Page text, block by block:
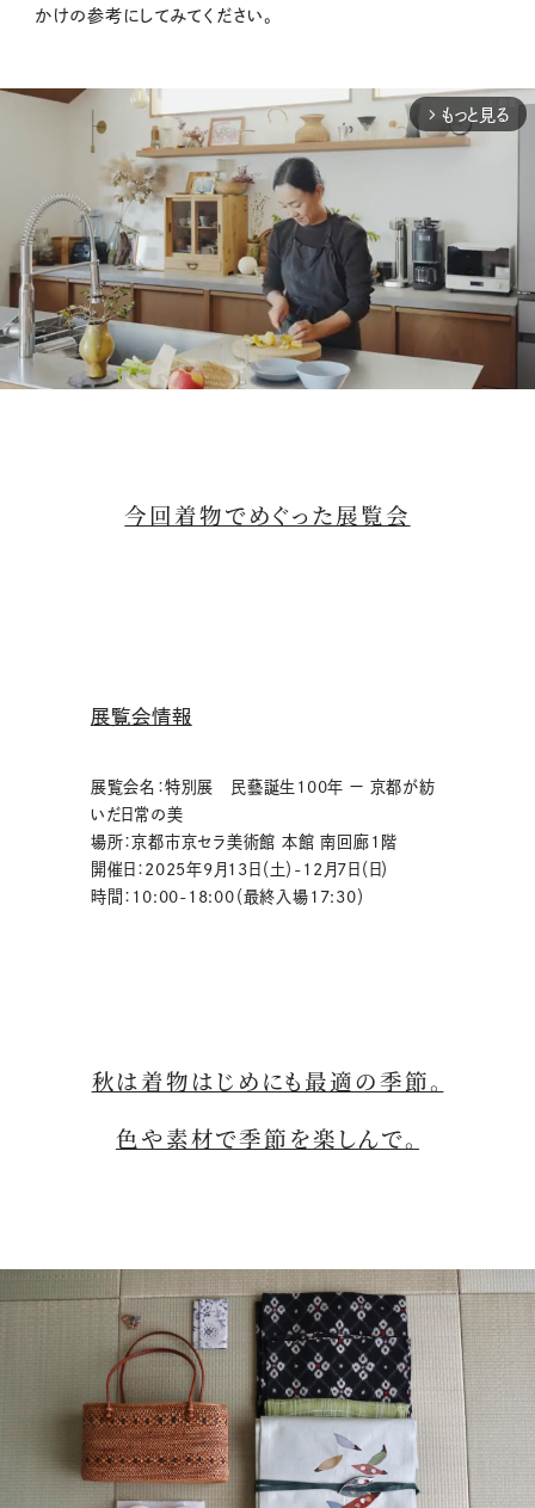
かけの参考にしてみてください。
arrow_forward_ios もっと見る
今回着物でめぐった展覧会
展覧会情報
展覧会名：特別展 民藝誕生100年 ー 京都が紡
いだ日常の美
場所：京都市京セラ美術館 本館南回廊 1階
開催日：2025年9月13日（土）-12月7日（日）
時間：10:00-18:00（最終入場17:30）
秋は着物はじめにも最適の季節。
色や素材で季節を楽しんで。